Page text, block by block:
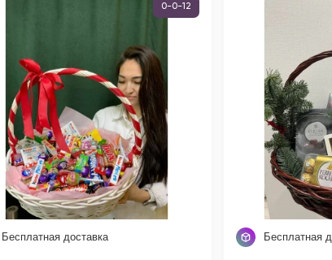
0-0-12
Бесплатная доставка Бесплатная